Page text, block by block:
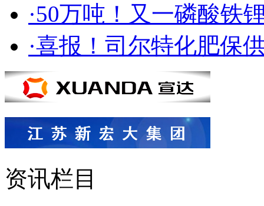
·50万吨！又一磷酸铁
·喜报！司尔特化肥保
资讯栏目